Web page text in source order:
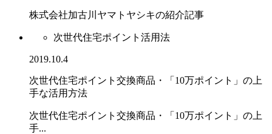
株式会社加古川ヤマトヤシキの紹介記事
次世代住宅ポイント活用法
2019.10.4
次世代住宅ポイント交換商品・「10万ポイント」の上
手な活用方法
次世代住宅ポイント交換商品・「10万ポイント」の上
手...